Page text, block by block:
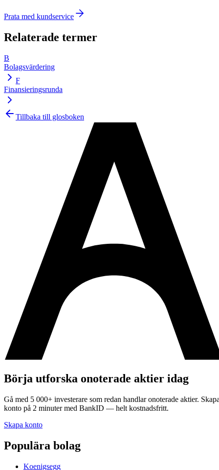
Prata med kundservice
Relaterade termer
B
Bolagsvärdering
F
Finansieringsrunda
Tillbaka till glosboken
Börja utforska onoterade aktier idag
Gå med 5 000+ investerare som redan handlar onoterade aktier.
konto på 2 minuter med BankID — helt kostnadsfritt.
Skapa konto
Populära bolag
Koenigsegg